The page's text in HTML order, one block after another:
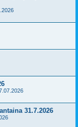
31.7.2026